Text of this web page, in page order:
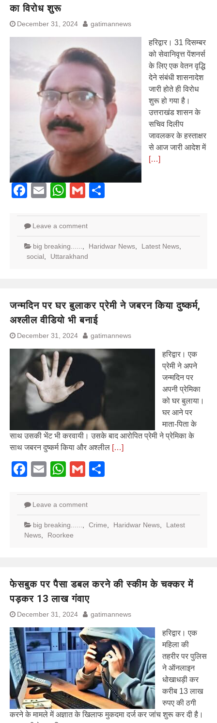
का विरोध शुरू
December 31, 2024 gatimannews
हरिद्वार। 31 दिसम्बर
को सेवानिवृत्त पेंशनर्स
के लिए एक वेतन वृद्धि
देने संबंधी शासनादेश
जारी होते ही विरोध
शुरू हो गया है।
उत्तराखंड शासन के
सचिव दिलीप
जावलकर के हस्ताक्षर
से आज जारी आदेश में
[…]
Facebook
EmailWhatsApp
Gmail
Leave a comment
big breaking...... Haridwar News Latest News
social
Uttarakhand
जन्मदिन पर घर बुलाकर प्रेमी ने जबरन किया दुष्कर्म,
अश्लील वीडियो भी बनाई
December 31, 2024 gatimannews
हरिद्वार। एक
प्रेमी ने अपने
जन्मदिन पर
अपनी प्रेमिका
को घर बुलाया।
घर आने पर
माता-पिता के
साथ उसकी भेंट भी करवायी। उसके बाद आरोपित प्रेमी ने प्रेमिका के
साथ जबरन दुष्कर्म किया और अश्लील […]
Facebook
EmailWhatsApp
Gmail
Leave a comment
big breaking...... Crime Haridwar News
Latest
News
Roorkee
फेसबुक पर पैसा डबल करने की स्कीम के चक्कर में
पड़कर 13 लाख गंवाए
December 31, 2024 gatimannews
हरिद्वार। एक
महिला की
तहरीर पर पुलिस
ने ऑनलाइन
धोखाधड़ी कर
करीब 13 लाख
रुपए की ठगी
करने के मामले में अज्ञात के खिलाफ मुकदमा दर्ज कर जांच शुरू कर दी है।